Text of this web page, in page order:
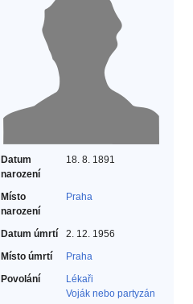
Datum
narození
18. 8. 1891
Místo
narození
Praha
Datum úmrtí
2. 12. 1956
Místo úmrtí
Praha
Povolání
Lékaři‎
Voják nebo partyzán‎